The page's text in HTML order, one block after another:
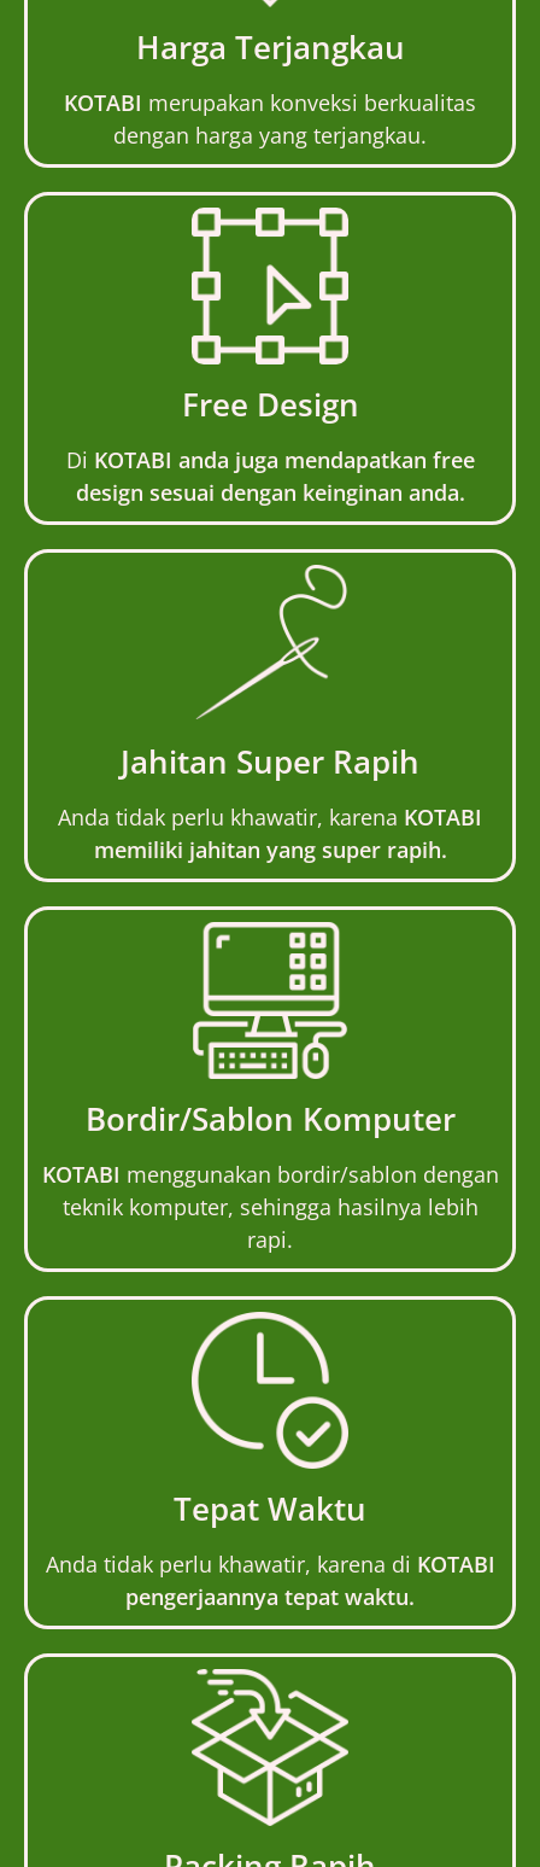
Harga Terjangkau
KOTABI merupakan konveksi berkualitas
dengan harga yang terjangkau.
Free Design
Di KOTABI anda juga mendapatkan free
design sesuai dengan keinginan anda.
Jahitan Super Rapih
Anda tidak perlu khawatir, karena KOTABI
memiliki jahitan yang super rapih.
Bordir/Sablon Komputer
KOTABI menggunakan bordir/sablon dengan
teknik komputer, sehingga hasilnya lebih
rapi.
Tepat Waktu
Anda tidak perlu khawatir, karena di KOTABI
pengerjaannya tepat waktu.